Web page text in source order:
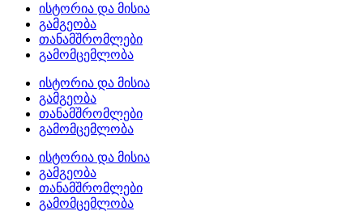
ისტორია და მისია
გამგეობა
თანამშრომლები
გამომცემლობა
ისტორია და მისია
გამგეობა
თანამშრომლები
გამომცემლობა
ისტორია და მისია
გამგეობა
თანამშრომლები
გამომცემლობა